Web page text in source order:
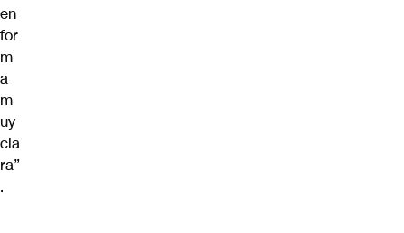
en
for
m
a
m
uy
cla
ra”
.